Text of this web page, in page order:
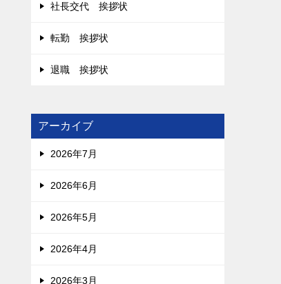
社長交代 挨拶状
転勤 挨拶状
退職 挨拶状
アーカイブ
2026年7月
2026年6月
2026年5月
2026年4月
2026年3月